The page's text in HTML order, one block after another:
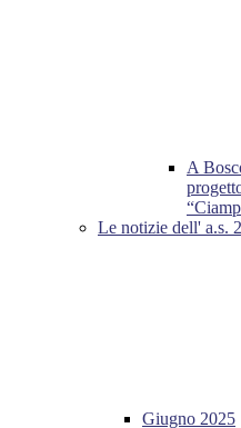
A
Le notizie dell' a.s.
Giugno 2025